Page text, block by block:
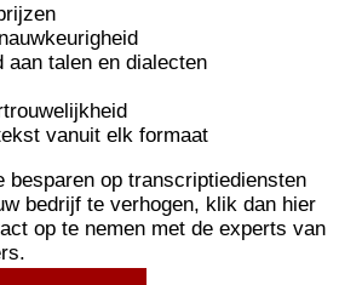
aan talen en dialecten
vanuit elk formaat
besparen op transcriptiediensten
bedrijf te verhogen, klik dan hier
op te nemen met de experts van